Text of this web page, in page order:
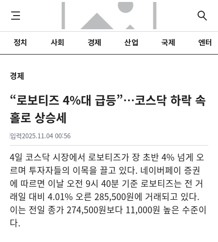
정치 사회 경제 산업 국제 엔터
경제
“로보티즈 4%대 급등”…코스닥 하락 속
홀로 상승세
입력2025.11.04 00:56
4일 코스닥 시장에서 로보티즈가 장 초반 4% 넘게 오
르며 투자자들의 이목을 끌고 있다. 네이버페이 증권
에 따르면 이날 오전 9시 40분 기준 로보티즈는 전 거
래일 대비 4.01% 오른 285,500원에 거래되고 있다.
이는 전일 종가 274,500원보다 11,000원 높은 수준이
다.